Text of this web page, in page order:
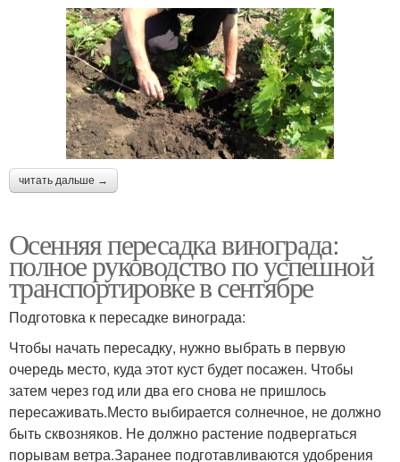
читать дальше →
Осенняя пересадка винограда:
полное руководство по успешной
транспортировке в сентябре
Подготовка к пересадке винограда:
Чтобы начать пересадку, нужно выбрать в первую
очередь место, куда этот куст будет посажен. Чтобы
затем через год или два его снова не пришлось
пересаживать.Место выбирается солнечное, не должно
быть сквозняков. Не должно растение подвергаться
порывам ветра.Заранее подготавливаются удобрения